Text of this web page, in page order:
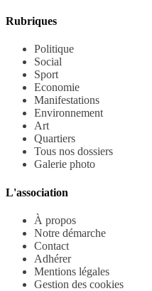
Rubriques
Politique
Social
Sport
Economie
Manifestations
Environnement
Art
Quartiers
Tous nos dossiers
Galerie photo
L'association
À propos
Notre démarche
Contact
Adhérer
Mentions légales
Gestion des cookies